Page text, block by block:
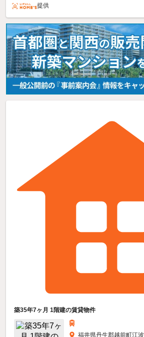
提供
築35年7ヶ月 1階建の賃貸物件
福井県丹生郡越前町江波